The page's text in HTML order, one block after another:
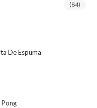
(84)
De Espuma
Pong